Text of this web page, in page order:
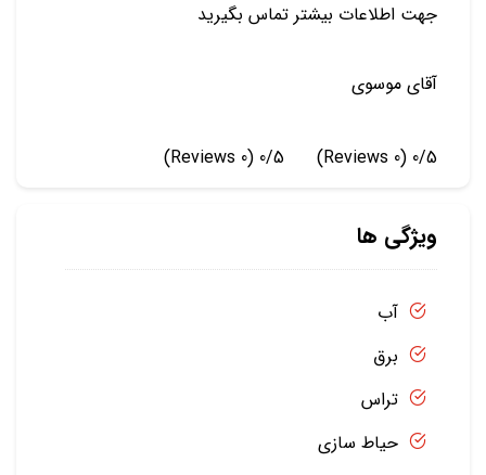
جهت اطلاعات بیشتر تماس بگیرید
آقای موسوی
0/5
(0 Reviews)
0/5
(0 Reviews)
ویژگی ها
آب
برق
تراس
حیاط سازی